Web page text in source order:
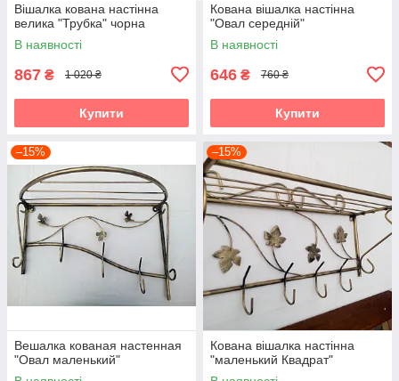
Вішалка кована настінна
велика "Трубка" чорна
В наявності
867 ₴ 1 020 ₴
Купити
Кована вішалка настінна
"Овал середній"
В наявності
646 ₴ 760 ₴
Купити
–15%
Вешалка кованая настенная
"Овал маленький"
–15%
Кована вішалка настінна
"маленький Квадрат"